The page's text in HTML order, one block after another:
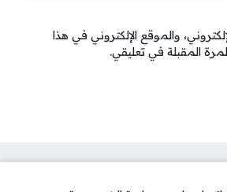
والموقع الإلكتروني في هذا
المقبلة في تعليقي.